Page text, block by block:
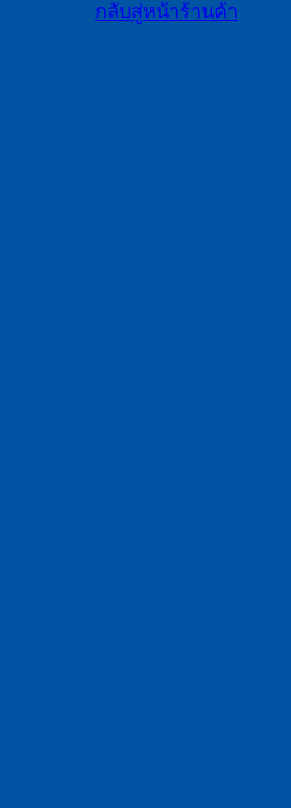
กลับสู่หน้าร้านค้า